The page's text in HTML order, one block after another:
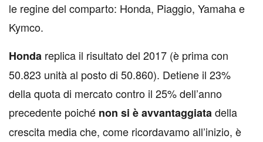
le regine del comparto: Honda, Piaggio, Yamaha e
Kymco.
Honda replica il risultato del 2017 (è prima con
50.823 unità al posto di 50.860). Detiene il 23%
della quota di mercato contro il 25% dell’anno
precedente poiché non si è avvantaggiatadella
crescita media che, come ricordavamo all’inizio, è